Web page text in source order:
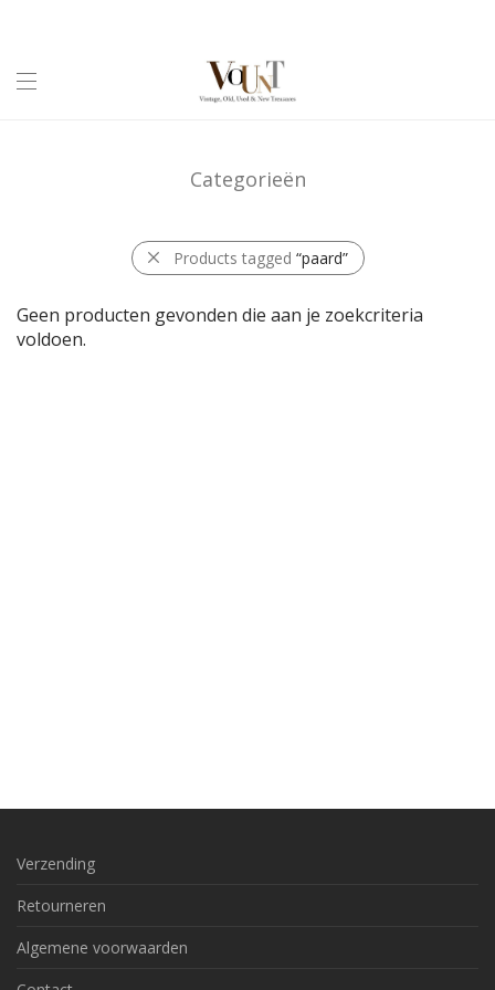
Categorieën
Products tagged “paard”
Geen producten gevonden die aan je zoekcriteria
voldoen.
Verzending
Retourneren
Algemene voorwaarden